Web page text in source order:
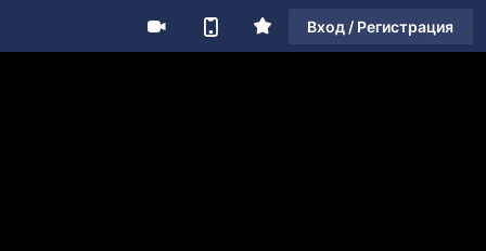
Вход / Регистрация